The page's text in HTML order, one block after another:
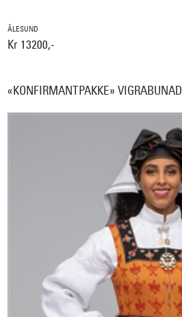
ÅLESUND
Kr 13200,-
«KONFIRMANTPAKKE» VIGRABUNAD